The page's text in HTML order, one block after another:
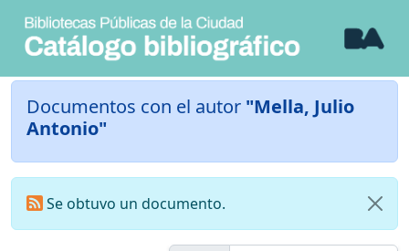
Documentos con el autor "Mella, Julio
Antonio"
Se obtuvo un documento.